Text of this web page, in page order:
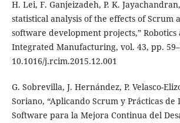
H. Lei, F. Ganjeizadeh, P. K.
statistical analysis of the effects of Scrum
software development projects,”
Integrated Manufacturing, vol. 43, pp.
10.1016/j.rcim.2015.12.001
G. Sobrevilla, J. Hernández, P. Velasco-
Soriano, “Aplicando Scrum y Prácticas de
Software para la Mejora Continua del